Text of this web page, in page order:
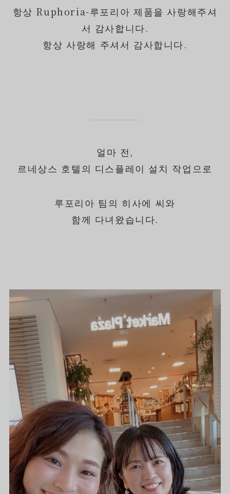
항상 Ruphoria-루포리아 제품을 사랑해주셔
서 감사합니다.
항상 사랑해 주셔서 감사합니다.
얼마 전,
르네상스 호텔의 디스플레이 설치 작업으로
루포리아 팀의 히사에 씨와
함께 다녀왔습니다.